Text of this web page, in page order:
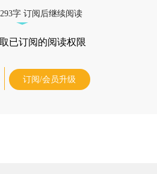
字 订阅后继续阅读
已订阅的阅读权限
订阅/会员升级